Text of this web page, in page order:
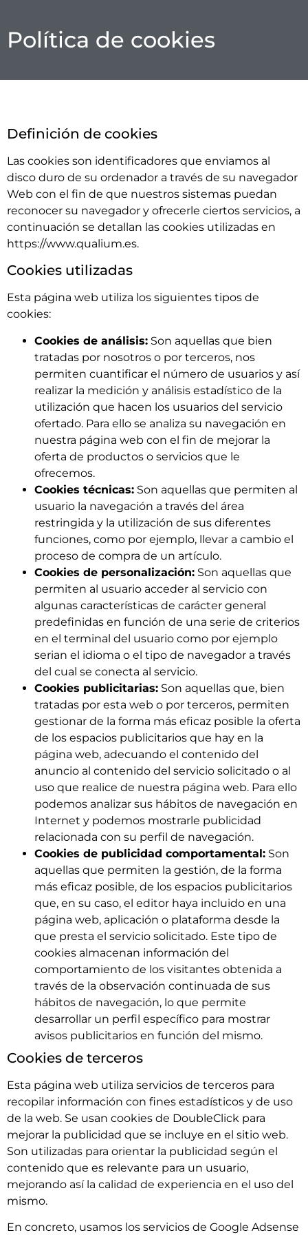
Política de cookies
Definición de cookies
Las cookies son identificadores que enviamos al
disco duro de su ordenador a través de su navegador
Web con el fin de que nuestros sistemas puedan
reconocer su navegador y ofrecerle ciertos servicios, a
continuación se detallan las cookies utilizadas en
https://www.qualium.es.
Cookies utilizadas
Esta página web utiliza los siguientes tipos de
cookies:
Cookies de análisis: Son aquellas que bien
tratadas por nosotros o por terceros, nos
permiten cuantificar el número de usuarios y así
realizar la medición y análisis estadístico de la
utilización que hacen los usuarios del servicio
ofertado. Para ello se analiza su navegación en
nuestra página web con el fin de mejorar la
oferta de productos o servicios que le
ofrecemos.
Cookies técnicas: Son aquellas que permiten al
usuario la navegación a través del área
restringida y la utilización de sus diferentes
funciones, como por ejemplo, llevar a cambio el
proceso de compra de un artículo.
Cookies de personalización: Son aquellas que
permiten al usuario acceder al servicio con
algunas características de carácter general
predefinidas en función de una serie de criterios
en el terminal del usuario como por ejemplo
serian el idioma o el tipo de navegador a través
del cual se conecta al servicio.
Cookies publicitarias: Son aquellas que, bien
tratadas por esta web o por terceros, permiten
gestionar de la forma más eficaz posible la oferta
de los espacios publicitarios que hay en la
página web, adecuando el contenido del
anuncio al contenido del servicio solicitado o al
uso que realice de nuestra página web. Para ello
podemos analizar sus hábitos de navegación en
Internet y podemos mostrarle publicidad
relacionada con su perfil de navegación.
Cookies de publicidad comportamental: Son
aquellas que permiten la gestión, de la forma
más eficaz posible, de los espacios publicitarios
que, en su caso, el editor haya incluido en una
página web, aplicación o plataforma desde la
que presta el servicio solicitado. Este tipo de
cookies almacenan información del
comportamiento de los visitantes obtenida a
través de la observación continuada de sus
hábitos de navegación, lo que permite
desarrollar un perfil específico para mostrar
avisos publicitarios en función del mismo.
Cookies de terceros
Esta página web utiliza servicios de terceros para
recopilar información con fines estadísticos y de uso
de la web. Se usan cookies de DoubleClick para
mejorar la publicidad que se incluye en el sitio web.
Son utilizadas para orientar la publicidad según el
contenido que es relevante para un usuario,
mejorando así la calidad de experiencia en el uso del
mismo.
En concreto, usamos los servicios de Google Adsense